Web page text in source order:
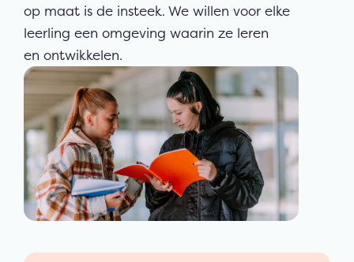
op maat is de insteek. We willen voor elke
leerling een omgeving waarin ze leren
en ontwikkelen.